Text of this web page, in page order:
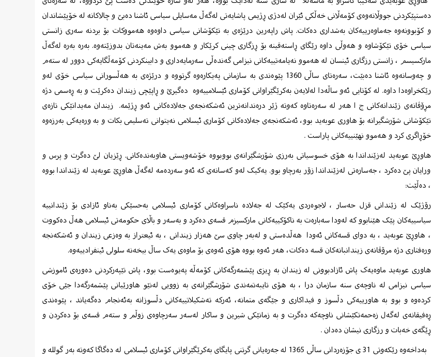
ده‌ستپێکردنی جووڵانه‌وه‌ی کۆمه‌ڵانی خه‌ڵکی ئێران لەدژی ڕژیمی پاشایەتی لەگەڵ مەسایلی سیاسی ئاشنا دەبێ و چالاکانه‌ له‌ خۆپێشاندان
و کۆبوونه‌وه‌ جه‌ماوه‌رییه‌کان به‌شداری ده‌کات. پاش راپه‌رین درێژه‌ی به‌ تێکۆشانی سیاسی داوه‌وە هه‌مووکات بۆ بردنه‌ سه‌ری زانستی
سیاسی خۆی تێکۆشاوه‌ و هه‌وڵی داوه‌ رێگای ڕاسته‌قینه‌ بۆ ڕزگاری چینی کرێکار و هه‌موو به‌ش مه‌ینه‌تان بدوزێته‌وه‌. به‌ره‌ به‌ره‌ له‌گه‌ڵ
مارکسیسم ، زانستی رزگاری ئینسان له‌ هه‌موو نه‌یامه‌تییه‌کانی نیزامی گه‌نده‌ڵی سه‌رمایه‌داری و دابینکردنی کۆمه‌ڵگایه‌کی دوور له‌ سته‌م
و چه‌وسانه‌وه‌ ئاشنا ده‌بێت، سه‌ره‌تای ساڵی 1360 پێوه‌ندی به‌ سازمانی په‌یکاره‌وه‌ گرتووه‌ و درێژه‌ی به‌ هه‌ڵسورانی سیاسی خۆی له‌و
رێکخراوه‌دا داوه‌. له‌ کۆتایی ئه‌و ساڵه‌دا له‌لایه‌ن به‌کرێگێراوانی کۆماری ئێسلامییه‌وه‌ دەگیرێ و ڕاپێچی زیندان ده‌کرێت و به‌ ڕه‌سمی دژە
مڕۆڤانەی زێندانه‌کانی ج ا هه‌ر له‌ سه‌ره‌تاوه‌ که‌وته‌ ژێر دره‌ندانه‌ترین ئه‌شکه‌نجه‌ی جه‌لاده‌کانی ئه‌و ڕژێمه‌. زیندان مه‌یدانێکی تازه‌ی
تێکۆشانی شۆرشگیرانه‌ بۆ هاوری عوبه‌ید بوو، ئه‌شکه‌نجه‌ی جه‌لاده‌کانی کۆماری ئیسلامی نه‌یتوانی ته‌سلیمی بکات و به‌ وره‌یه‌کی به‌رزه‌وه‌
خۆڕاگری کرد و هه‌موو نهێنییه‌کانی پاراست .
هاوڕێ عوبه‌ید له‌زێنداندا به‌ هۆی خسوسیاتی به‌رزی شۆرشگێرانه‌ی بووبووه‌ خۆشه‌ویستی هاوبه‌نده‌کانی. ڕێزیان لێ ده‌گرت و پرس و
ورایان پێ ده‌کرد ، جه‌ساره‌تی له‌زێنداندا زۆر به‌رچاو بوو. یه‌کیک له‌و که‌سانه‌ی که‌ ئه‌و سه‌رده‌مه‌ له‌گه‌ڵ هاوڕێ عوبه‌ید له‌ زێنداندا بووه‌
، ده‌ڵێت:
رۆژێک له‌ زێندانی قزل حه‌سار ، لاجوه‌ردی یه‌کێک له‌ جه‌لاده‌ ناسراوه‌کانی کۆماری ئیسلامی به‌حسێکی به‌ناو ئازادی بۆ زێندانییه‌
سیاسییه‌کان پێک هێنابوو که‌ له‌ودا سه‌باره‌ت به‌ ناکۆکییه‌کانی مارکسیزم قسه‌ی ده‌کرد و به‌سه‌ر و باڵای حکومه‌تی ئیسلامی هه‌ڵ ده‌کووت
، هاوڕێ عوبه‌ید ، به‌ دوای قسه‌کانی ئه‌ودا هه‌ڵده‌ستی و له‌به‌ر چاوی سێ هه‌زار زیندانی ، به‌ ئیعتراز به وه‌زعی زیندان و ئه‌شکه‌نجه‌
وره‌فتاری دژە مرۆڤانەی زیندانبانه‌کان قسه‌ ده‌کات، هه‌ر ئه‌وه‌ بووه‌ هۆی ئه‌وه‌ی بۆ ماوه‌ی یه‌ک ساڵ بیخه‌نه‌ سلولی ئینفرادییه‌وه.
هاوری عوبه‌ید ماوه‌یه‌ک پاش ئازادبوونی له‌ زیندان به‌ ڕیزی پێشمه‌رگه‌کانی کۆمه‌ڵه‌ په‌یوه‌ست بوو، پاش تێپه‌رکردنی ده‌وره‌ی ئاموزشی
سیاسی نیزامی له‌ ناوچه‌ی سنه‌ سازمان درا ، به‌ هۆی تایبه‌تمه‌ندی شۆرشگێرانه‌ی به‌ زوویی له‌نێو هاورێیانی پێشمه‌رگه‌دا جێی خۆی
کرده‌وه‌ و بوو به‌ هاورییه‌کی دڵسوز و فیداکاری و جێگه‌ی متمانه‌، ئه‌رکه‌ ته‌شکیلاتییه‌کانی دڵسوزانه‌ به‌ئه‌نجام ده‌گه‌یاند ، پێوه‌ندی
ڕەفیقانه‌ی له‌گه‌ل زه‌حمه‌تکێشانی ناوچه‌که‌ دەگرت و به‌ زمانێکی شیرین و ساکار له‌سه‌ر سه‌رچاوه‌ی زوڵم و سته‌م قسه‌ی بۆ ده‌کردن و
ڕێگه‌ی خه‌بات و رزگاری نیشان ده‌دان .
به‌داخه‌وه‌ رێکه‌وتی 31 ی جۆزه‌ردانی ساڵی 1365 له‌ جه‌ره‌یانی گرتنی پایگای به‌کرێگێراوانی کۆماری ئیسلامی له‌ ده‌گاگا که‌وته‌ به‌ر گولله‌ و